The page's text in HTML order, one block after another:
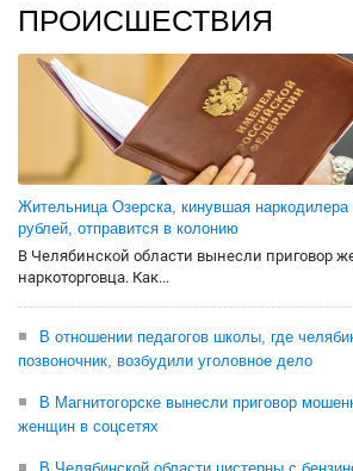
ПРОИСШЕСТВИЯ
Жительница Озерска, кинувшая
рублей, отправится в колонию
В Челябинской области вынесли приговор
наркоторговца. Как...
В отношении педагогов школы, где
позвоночник, возбудили уголовное дело
В Магнитогорске вынесли приговор
женщин в соцсетях